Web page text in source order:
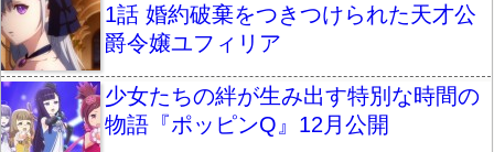
1話 婚約破棄をつきつけられた天才公
爵令嬢ユフィリア
少女たちの絆が生み出す特別な時間の
物語『ポッピンQ』12月公開